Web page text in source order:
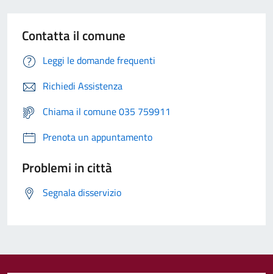
Contatta il comune
Leggi le domande frequenti
Richiedi Assistenza
Chiama il comune 035 759911
Prenota un appuntamento
Problemi in città
Segnala disservizio